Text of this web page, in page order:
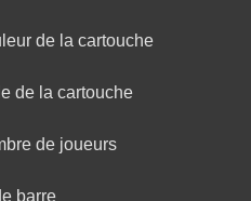
de la cartouche
de la cartouche
de joueurs
barre